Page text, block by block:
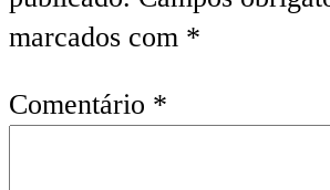
marcados com *
Comentário *